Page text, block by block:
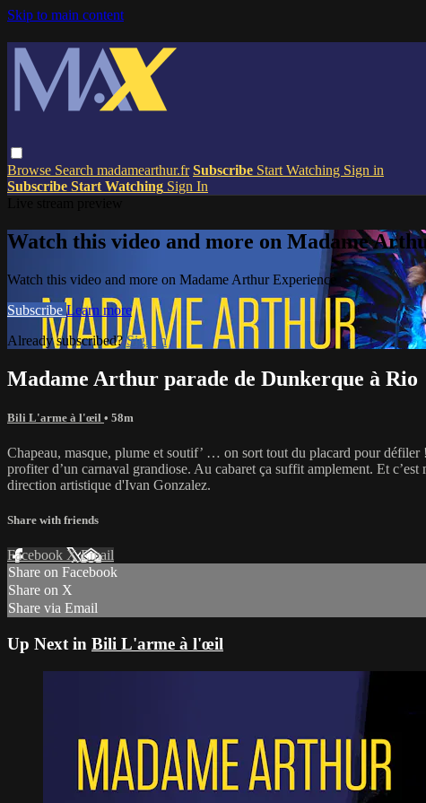
Skip to main content
Browse Search madamearthur.fr Subscribe Start Watching Sign in
Subscribe Start Watching Sign In
Watch this video and more on Madame
Watch this video and more on Madame Arthur Experience
Subscribe Learn more
Already subscribed?Sign in
Madame Arthur parade de Dunkerque à Rio
Bili L'arme à l'œil • 58m
Chapeau, masque, plume et soutif’ … on sort tout du placard pour défiler
profiter d’un carnaval grandiose. Au cabaret ça suffit amplement. Et
direction artistique d'Ivan Gonzalez.
Share with friends
Facebook XEmail
Share on Facebook
Share on X
Share via Email
Up Next in Bili L'arme à l'œil